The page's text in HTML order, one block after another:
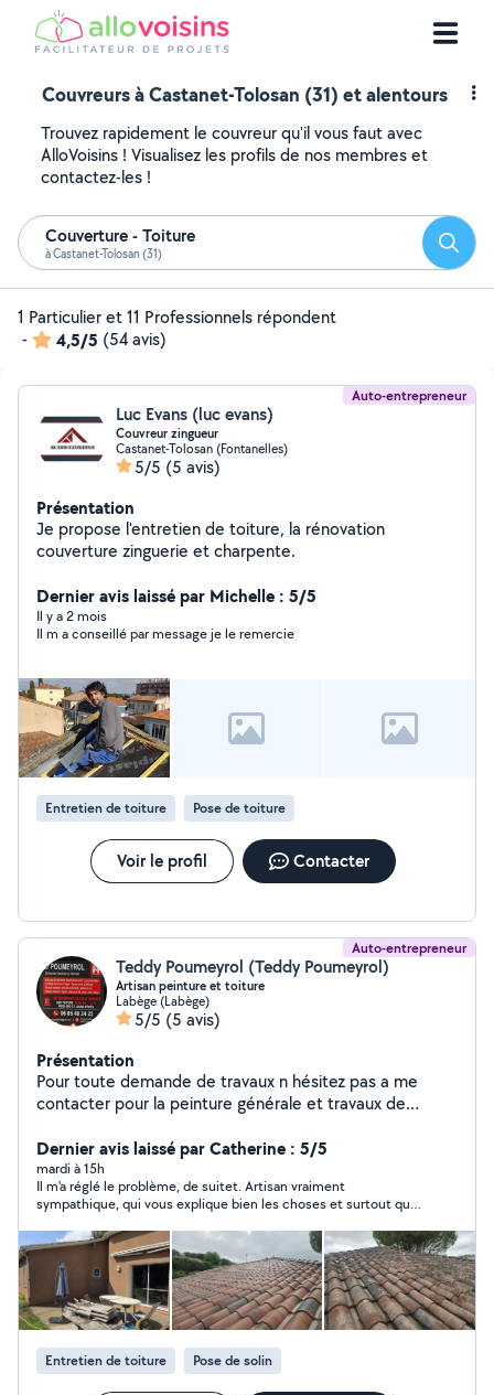
Couvreurs à Castanet-Tolosan (31) et alentours
Trouvez rapidement le couvreur qu'il vous faut avec
AlloVoisins ! Visualisez les profils de nos membres et
contactez-les !
Couverture - Toiture
à Castanet-Tolosan (31)
1 Particulier et 11 Professionnels répondent
-
4,5/5 (54 avis)
Auto-entrepreneur
Luc Evans (luc evans)
Couvreur zingueur
Castanet-Tolosan (Fontanelles)
5/5 (5 avis)
Présentation
Je propose l'entretien de toiture, la rénovation
couverture zinguerie et charpente.
Dernier avis laissé par Michelle : 5/5
Il y a 2 mois
Il m a conseillé par message je le remercie
Entretien de toiture Pose de toiture
Voir le profil Contacter
Auto-entrepreneur
Teddy Poumeyrol (Teddy Poumeyrol)
Artisan peinture et toiture
Labège (Labège)
5/5 (5 avis)
Présentation
Pour toute demande de travaux n hésitez pas a me
contacter pour la peinture générale et travaux de
Dernier avis laissé par Catherine : 5/5
mardi à 15h
Il m'a réglé le problème, de suitet. Artisan vraiment
sympathique, qui vous explique bien les choses et surtout qui
Entretien de toiture Pose de solin